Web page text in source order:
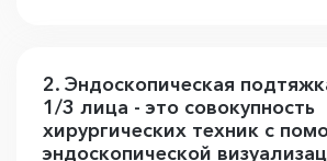
2. Эндоскопическая
1/3 лица - это совокупность
хирургических техник с
эндоскопической